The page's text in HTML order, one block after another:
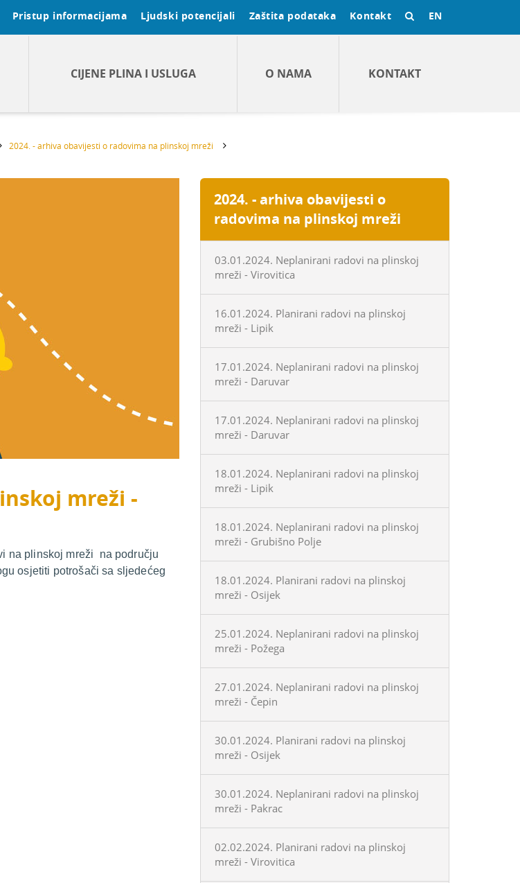
Pristup informacijama Ljudski potencijali Zaštita podataka Kontakt EN
CIJENE PLINA I USLUGA O NAMA KONTAKT
2024. - arhiva obavijesti o radovima na plinskoj mreži
mreži -
na plinskoj mreži na području
osjetiti potrošači sa sljedećeg
2024. - arhiva obavijesti o
radovima na plinskoj mreži
03.01.2024. Neplanirani radovi na plinskoj
mreži - Virovitica
16.01.2024. Planirani radovi na plinskoj
mreži - Lipik
17.01.2024. Neplanirani radovi na plinskoj
mreži - Daruvar
17.01.2024. Neplanirani radovi na plinskoj
mreži - Daruvar
18.01.2024. Neplanirani radovi na plinskoj
mreži - Lipik
18.01.2024. Neplanirani radovi na plinskoj
mreži - Grubišno Polje
18.01.2024. Planirani radovi na plinskoj
mreži - Osijek
25.01.2024. Neplanirani radovi na plinskoj
mreži - Požega
27.01.2024. Neplanirani radovi na plinskoj
mreži - Čepin
30.01.2024. Planirani radovi na plinskoj
mreži - Osijek
30.01.2024. Neplanirani radovi na plinskoj
mreži - Pakrac
02.02.2024. Planirani radovi na plinskoj
mreži - Virovitica